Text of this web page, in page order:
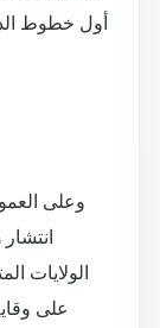
أول خطوط
وعلى
على